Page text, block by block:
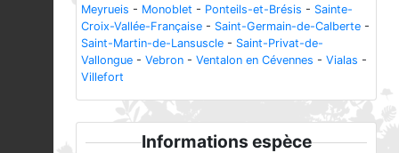
Meyrueis - Monoblet - Ponteils-et-Brésis - Sainte-
Croix-Vallée-Française - Saint-Germain-de-Calberte -
Saint-Martin-de-Lansuscle - Saint-Privat-de-
Vallongue - Vebron - Ventalon en Cévennes - Vialas -
Villefort
Informations espèce